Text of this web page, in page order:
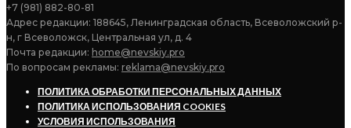
+7 (981) 882-80-81
Адрес редакции: 188645, Ленинградская область, Всеволожский р-
н, г Всеволожск, Центральная ул, д. 4
Почта редакции: home@nevskiy.pro
По вопросам рекламы: reklama@nevskiy.pro
ПОЛИТИКА ОБРАБОТКИ ПЕРСОНАЛЬНЫХ ДАННЫХ
ПОЛИТИКА ИСПОЛЬЗОВАНИЯ COOKIES
УСЛОВИЯ ИСПОЛЬЗОВАНИЯ